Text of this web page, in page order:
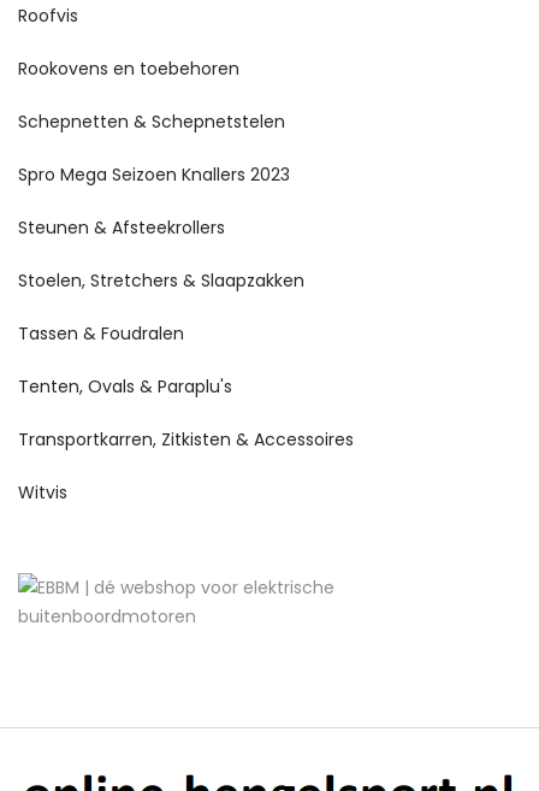
Roofvis
Rookovens en toebehoren
Schepnetten & Schepnetstelen
Spro Mega Seizoen Knallers 2023
Steunen & Afsteekrollers
Stoelen, Stretchers & Slaapzakken
Tassen & Foudralen
Tenten, Ovals & Paraplu's
Transportkarren, Zitkisten & Accessoires
Witvis